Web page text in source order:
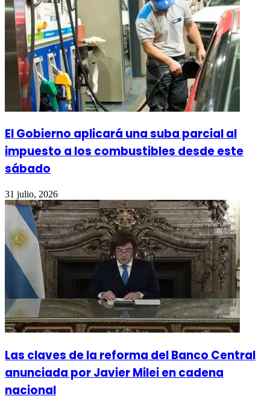
El Gobierno aplicará una suba parcial al
impuesto a los combustibles desde este
sábado
31 julio, 2026
Las claves de la reforma del Banco Central
anunciada por Javier Milei en cadena
nacional